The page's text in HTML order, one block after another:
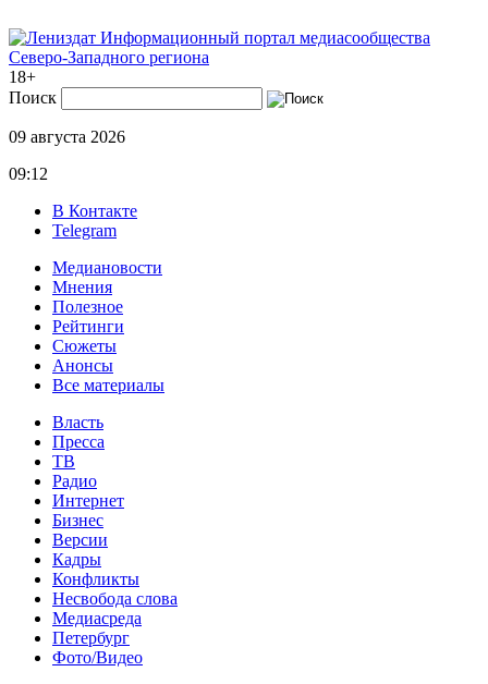
Информационный портал медиасообщества
Северо-Западного региона
18+
Поиск
09 августа 2026
09:12
В Контакте
Telegram
Медиановости
Мнения
Полезное
Рейтинги
Сюжеты
Анонсы
Все материалы
Власть
Пресса
ТВ
Радио
Интернет
Бизнес
Версии
Кадры
Конфликты
Несвобода слова
Медиасреда
Петербург
Фото/Видео